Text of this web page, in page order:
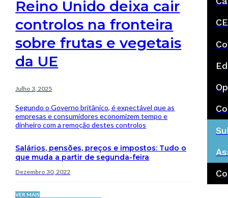
Reino Unido deixa cair
controlos na fronteira
sobre frutas e vegetais
da UE
Julho 3, 2025
Segundo o Governo britânico, é expectável que as
empresas e consumidores economizem tempo e
dinheiro com a remoção destes controlos
Salários, pensões, preços e impostos: Tudo o
que muda a partir de segunda-feira
Dezembro 30, 2022
VER MAIS